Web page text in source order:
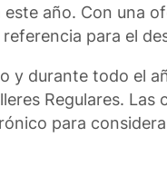
año. Con una
para el
y durante todo el
Regulares.
para